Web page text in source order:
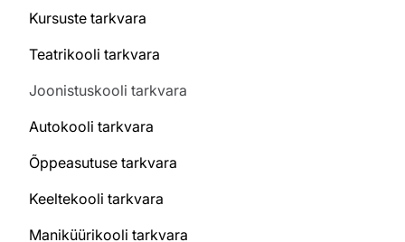
Kursuste tarkvara
Teatrikooli tarkvara
Joonistuskooli tarkvara
Autokooli tarkvara
Õppeasutuse tarkvara
Keeltekooli tarkvara
Maniküürikooli tarkvara